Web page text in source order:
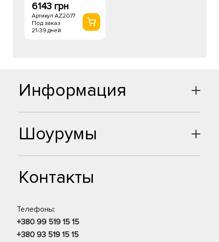
6143 грн
Артикул AZ2077
Под заказ
21-39 дней
Шоурумы
Контакты
Телефоны:
+380 99 519 15 15
+380 93 519 15 15
Информация